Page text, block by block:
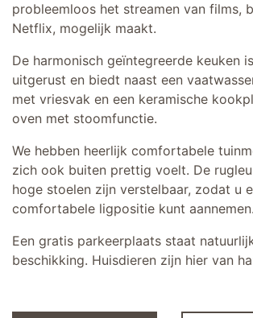
probleemloos het streamen van films,
Netflix, mogelijk maakt.
De harmonisch geïntegreerde keuken
uitgerust en biedt naast een
met vriesvak en een keramische
oven met stoomfunctie.
We hebben heerlijk comfortabele
zich ook buiten prettig voelt. De
hoge stoelen zijn verstelbaar, zodat u
comfortabele ligpositie kunt aannemen.
Een gratis parkeerplaats staat
beschikking. Huisdieren zijn hier van